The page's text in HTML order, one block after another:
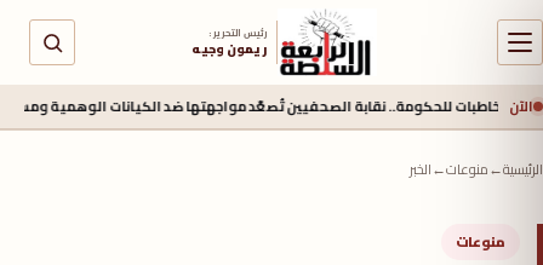
رئيس التحرير :
ريمون وجيه
الآن
للحكومة.. نقابة الصحفيين تُصعّد مواجهتها ضد الكيانات الوهمية ومستغلي المتدربين
الرئيسية←منوعات←الخبر
منوعات